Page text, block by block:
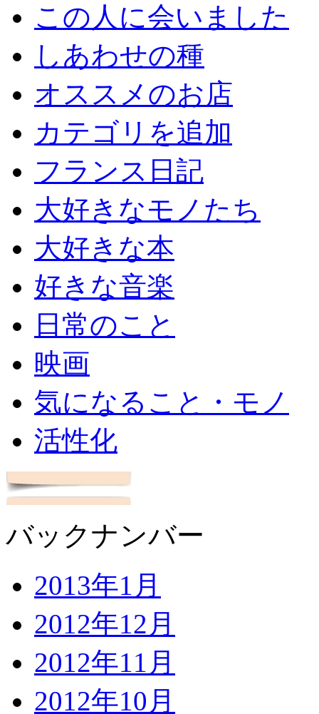
この人に会いました
しあわせの種
オススメのお店
カテゴリを追加
フランス日記
大好きなモノたち
大好きな本
好きな音楽
日常のこと
映画
気になること・モノ
活性化
バックナンバー
2013年1月
2012年12月
2012年11月
2012年10月